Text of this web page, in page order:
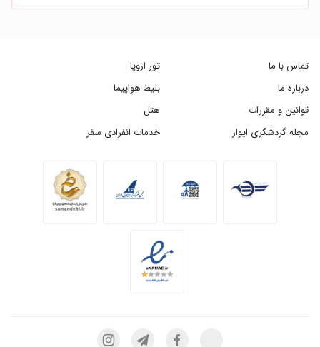
تماس با ما
درباره ما
قوانین و مقررات
مجله گردشگری ایوار
تور اروپا
بلیط هواپیما
هتل
خدمات انفرادی سفر